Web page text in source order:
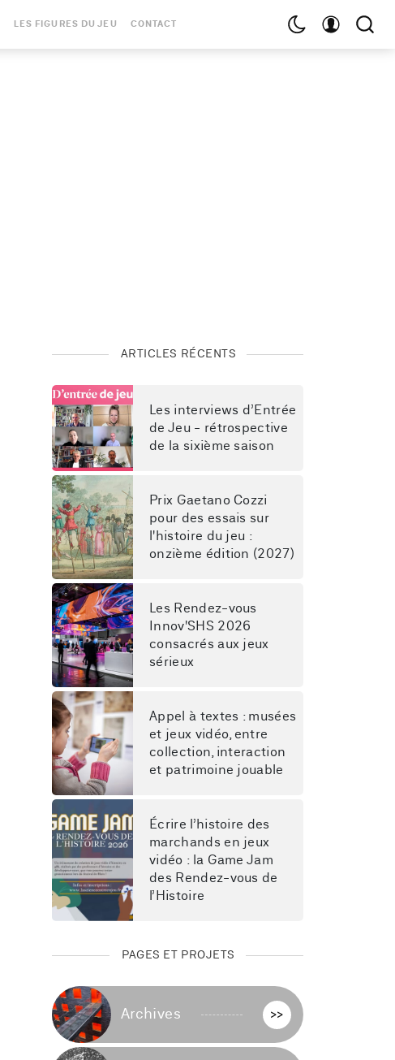
LES FIGURES DU JEU CONTACT
ARTICLES RÉCENTS
Les interviews d’Entrée
de Jeu - rétrospective
de la sixième saison
Prix Gaetano Cozzi
pour des essais sur
l'histoire du jeu :
onzième édition (2027)
Les Rendez-vous
Innov'SHS 2026
consacrés aux jeux
sérieux
Appel à textes : musées
et jeux vidéo, entre
collection, interaction
et patrimoine jouable
Écrire l’histoire des
marchands en jeux
vidéo : la Game Jam
des Rendez-vous de
l’Histoire
PAGES ET PROJETS
Archives >>